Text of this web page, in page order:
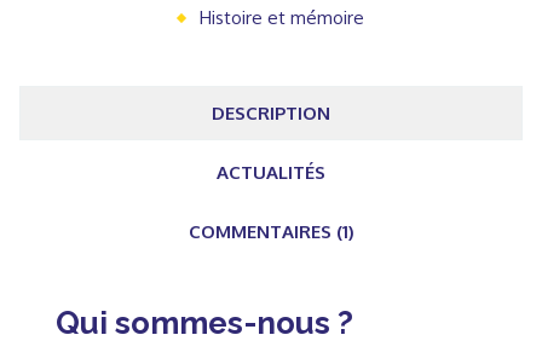
Histoire et mémoire
DESCRIPTION
ACTUALITÉS
COMMENTAIRES (1)
Qui sommes-nous ?